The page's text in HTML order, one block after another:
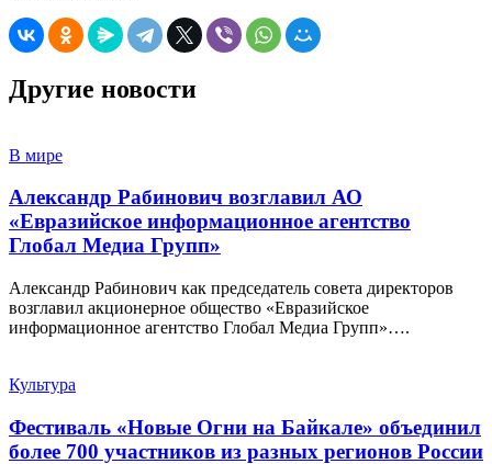
Другие новости
В мире
Александр Рабинович возглавил АО
«Евразийское информационное агентство
Глобал Медиа Групп»
Александр Рабинович как председатель совета директоров
возглавил акционерное общество «Евразийское
информационное агентство Глобал Медиа Групп»….
Культура
Фестиваль «Новые Огни на Байкале» объединил
более 700 участников из разных регионов России